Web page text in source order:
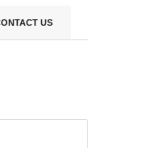
US